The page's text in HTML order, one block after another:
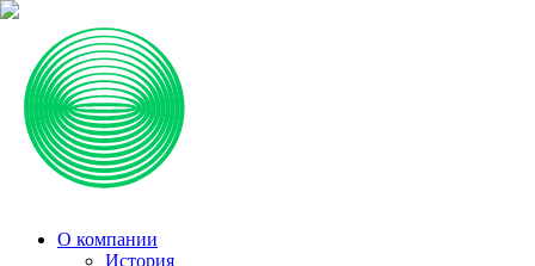
О компании
История